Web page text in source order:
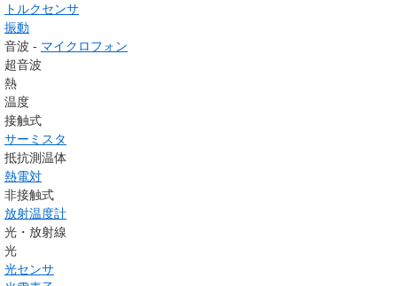
トルクセンサ
振動
音波 - マイクロフォン
超音波
熱
温度
接触式
サーミスタ
抵抗測温体
熱電対
非接触式
放射温度計
光・放射線
光
光センサ